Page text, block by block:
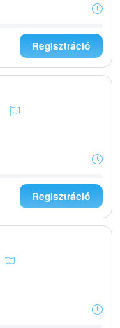
Regisztráció
Regisztráció